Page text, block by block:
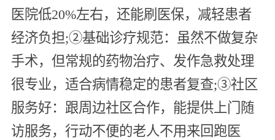
医院低20%左右，还能刷医保，减轻患者
经济负担;②基础诊疗规范：虽然不做复杂
手术，但常规的药物治疗、发作急救处理
很专业，适合病情稳定的患者复查;③社区
服务好：跟周边社区合作，能提供上门随
访服务，行动不便的老人不用来回跑医